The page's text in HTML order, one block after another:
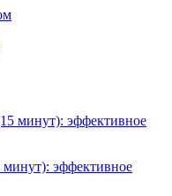
минут): эффективное